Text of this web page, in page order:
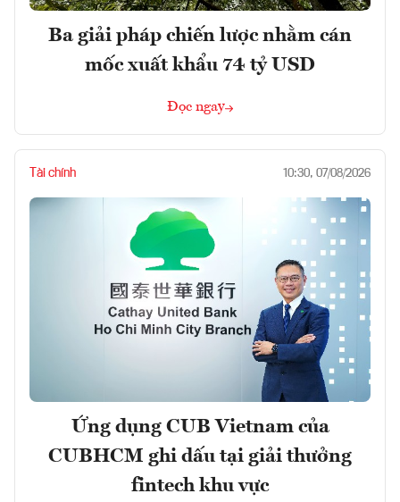
Ba giải pháp chiến lược nhằm cán
mốc xuất khẩu 74 tỷ USD
Đọc ngay
Tài chính 10:30, 07/08/2026
Ứng dụng CUB Vietnam của
CUBHCM ghi dấu tại giải thưởng
fintech khu vực